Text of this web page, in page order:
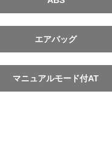
エアバッグ
マニュアルモード付AT